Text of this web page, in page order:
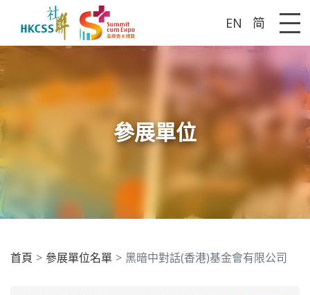
EN 简
參展單位
首頁 參展單位名單 黑暗中對話(香港)基金會有限公司